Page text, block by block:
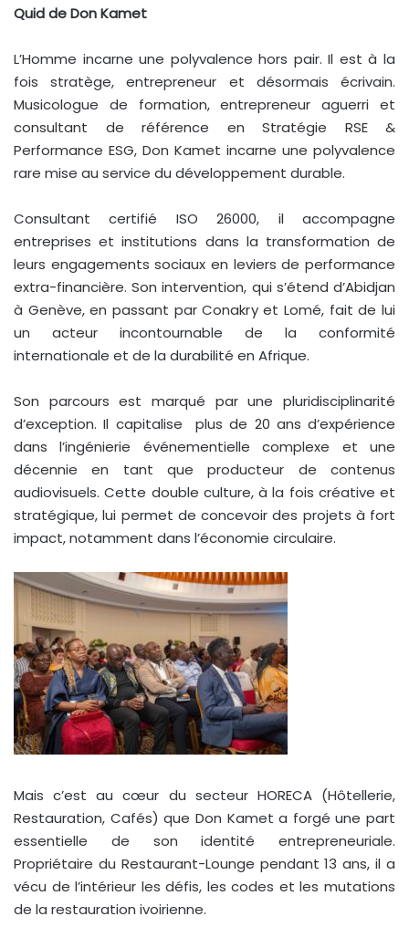
Quid de Don Kamet
L’Homme incarne une polyvalence hors pair. Il est à la
fois stratège, entrepreneur et désormais écrivain.
Musicologue de formation, entrepreneur aguerri et
consultant de référence en Stratégie RSE &
Performance ESG, Don Kamet incarne une polyvalence
rare mise au service du développement durable.
Consultant certifié ISO 26000, il accompagne
entreprises et institutions dans la transformation de
leurs engagements sociaux en leviers de performance
extra-financière. Son intervention, qui s’étend d’Abidjan
à Genève, en passant par Conakry et Lomé, fait de lui
un acteur incontournable de la conformité
internationale et de la durabilité en Afrique.
Son parcours est marqué par une pluridisciplinarité
d’exception. Il capitalise plus de 20 ans d’expérience
dans l’ingénierie événementielle complexe et une
décennie en tant que producteur de contenus
audiovisuels. Cette double culture, à la fois créative et
stratégique, lui permet de concevoir des projets à fort
impact, notamment dans l’économie circulaire.
Mais c’est au cœur du secteur HORECA (Hôtellerie,
Restauration, Cafés) que Don Kamet a forgé une part
essentielle de son identité entrepreneuriale.
Propriétaire du Restaurant-Lounge pendant 13 ans, il a
vécu de l’intérieur les défis, les codes et les mutations
de la restauration ivoirienne.